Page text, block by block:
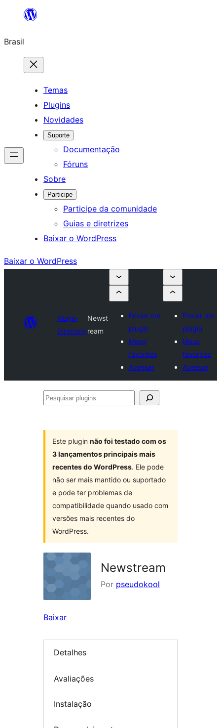
o
conteúdo
Brasil
Temas
Plugins
Novidades
Suporte
Documentação
Fóruns
Sobre
Participe
Participe da comunidade
Guias e diretrizes
Baixar o WordPress
Baixar o WordPress
Plugin
Directory
Newst
ream
Enviar um
plugin
Meus
favoritos
Acessar
Enviar um
plugin
Meus
favoritos
Acessar
Pesquisar
Este plugin não foi testado com os
3 lançamentos principais mais
recentes do WordPress. Ele pode
não ser mais mantido ou suportado
e pode ter problemas de
compatibilidade quando usado com
versões mais recentes do
WordPress.
Newstream
Por pseudokool
Baixar
Detalhes
Avaliações
Instalação